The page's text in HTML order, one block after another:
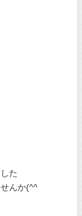
た
んか(^^